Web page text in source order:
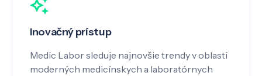
Inovačný prístup
Medic Labor sleduje najnovšie trendy v oblasti
moderných medicínskych a laboratórnych